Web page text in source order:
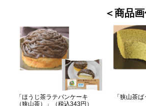
＜商品
「ほうじ茶ラテパンケーキ
（狭山茶）」（税込343円）
「狭山茶